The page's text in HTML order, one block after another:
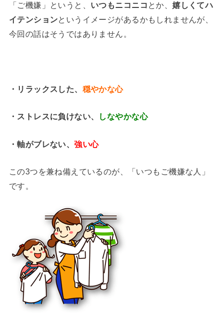
「ご機嫌」というと、 いつもニコニコ とか、嬉しくてハ
イテンションというイメージがあるかもしれませんが、
今回の話はそうではありません。
・リラックスした、 穏やかな心
・ストレスに負けない、 しなやかな心
・軸がブレない、強い心
この3つを兼ね備えているのが、「いつもご機嫌な人」
です。